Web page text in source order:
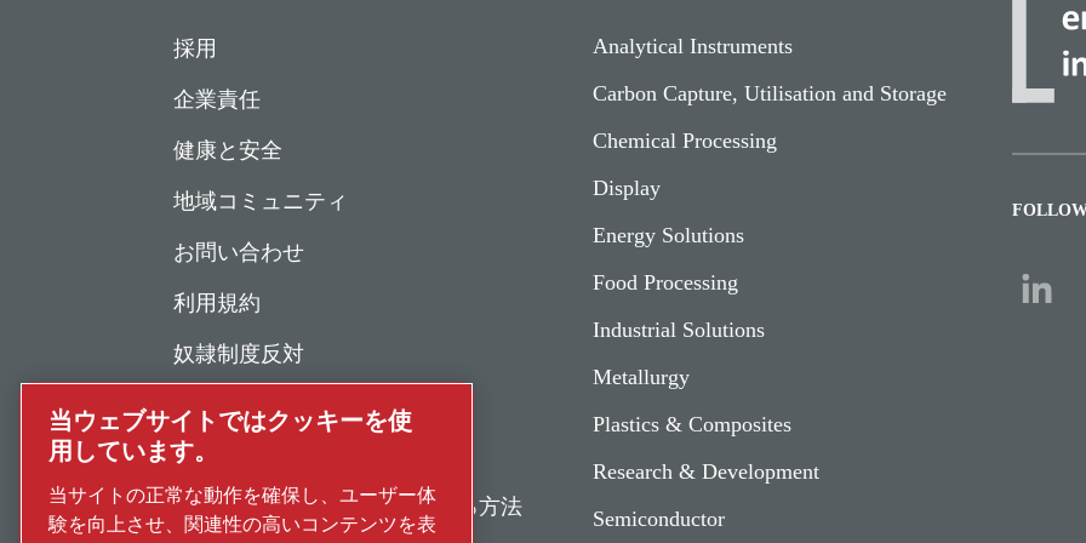
採用
企業責任
健康と安全
地域コミュニティ
お問い合わせ
利用規約
奴隷制度反対
個人情報保護について
不正行為の報告
修理・メンテナンスを依頼する方法
Analytical Instruments
Carbon Capture, Utilisation and Storage
Chemical Processing
Display
Energy Solutions
Food Processing
Industrial Solutions
Metallurgy
Plastics & Composites
Research & Development
Semiconductor
当ウェブサイトではクッキーを使
用しています。
当サイトの正常な動作を確保し、ユーザー体
験を向上させ、関連性の高いコンテンツを表